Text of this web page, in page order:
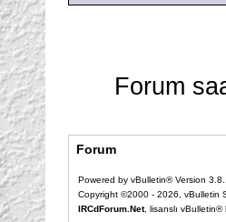
Forum
Forum
Powered by vBulletin® Version
Copyright ©2000 - 2026, vBulletin
IRCdForum.Net, lisanslı vBulletin®